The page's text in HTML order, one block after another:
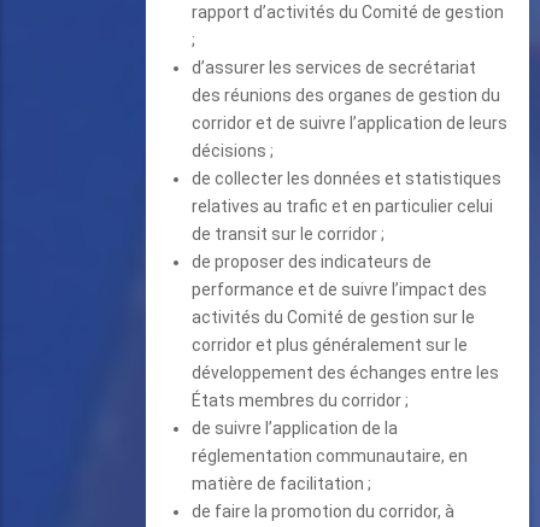
rapport d’activités du Comité de gestion
;
d’assurer les services de secrétariat
des réunions des organes de gestion du
corridor et de suivre l’application de leurs
décisions ;
de collecter les données et statistiques
relatives au trafic et en particulier celui
de transit sur le corridor ;
de proposer des indicateurs de
performance et de suivre l’impact des
activités du Comité de gestion sur le
corridor et plus généralement sur le
développement des échanges entre les
États membres du corridor ;
de suivre l’application de la
réglementation communautaire, en
matière de facilitation ;
de faire la promotion du corridor, à